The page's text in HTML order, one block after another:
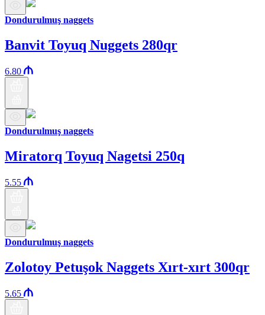
Dondurulmuş naggets
Banvit Toyuq Nuggets 280qr
6.80
Dondurulmuş naggets
Miratorq Toyuq Nagetsi 250q
5.55
Dondurulmuş naggets
Zolotoy Petuşok Naggets Xırt-xırt 300qr
5.65